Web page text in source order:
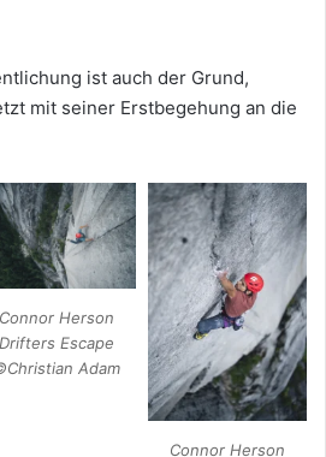
ist auch der Grund,
mit seiner Erstbegehung an die
Connor Herson
Drifters Escape
Adam
Connor Herson